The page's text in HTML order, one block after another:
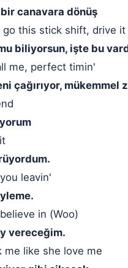
canavara dönüş
go this stick shift, drive it
biliyorsun, işte bu
me, perfect timin'
çağırıyor, mükemmel
leavin'
in (Woo)
vereceğim.
me like she love me